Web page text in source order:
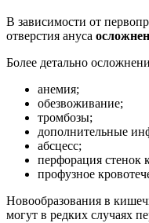
В зависимости от
отверстия ануса
Более детально
анемия;
обезвоживание;
тромбозы;
дополнительные
абсцесс;
перфорация стенок
профузное
Новообразования в
могут в редких случаях